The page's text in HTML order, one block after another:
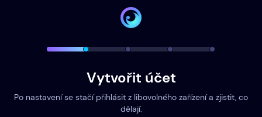
Vytvořit účet
Po nastavení se stačí přihlásit z libovolného zařízení a zjistit, co
dělají.